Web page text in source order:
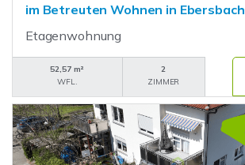
im Betreuten Wohnen in Ebersbach
Etagenwohnung
52,57 m²
WFL.
2
ZIMMER